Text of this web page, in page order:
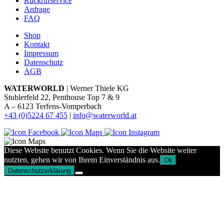
Anfrage
FAQ
Shop
Kontakt
Impressum
Datenschutz
AGB
WATERWORLD | Werner Thiele KG
Stublerfeld 22, Penthouse Top 7 & 9
A – 6123 Terfens-Vomperbach
+43 (0)5224 67 455 | info@waterworld.at
Diese Website benutzt Cookies. Wenn Sie die Website weiter
nutzten, gehen wir von Ihrem Einverständnis aus. Ok
Datenschutzerklärung